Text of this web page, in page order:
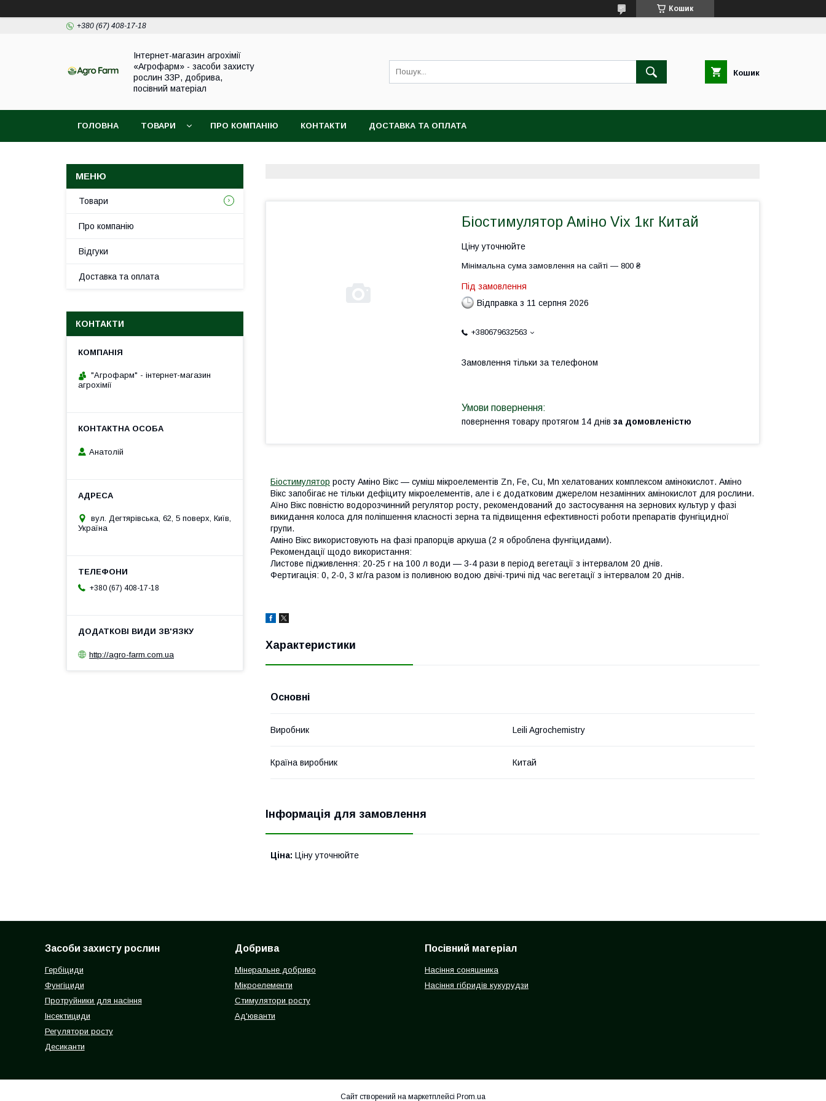
Кошик
+380 (67) 408-17-18
Інтернет-магазин агрохімії
«Агрофарм» - засоби захисту
рослин ЗЗР, добрива,
посівний матеріал
Кошик
ГОЛОВНА ТОВАРИ ПРО КОМПАНІЮ КОНТАКТИ ДОСТАВКА ТА ОПЛАТА
Біостимулятор Аміно Vix 1кг Китай
Ціну уточнюйте
Мінімальна сума замовлення на сайті — 800 ₴
Під замовлення
Відправка з 11 серпня 2026
+380679632563
Замовлення тільки за телефоном
повернення товару протягом 14 днів за домовленістю
Біостимулятор росту Аміно Вікс — суміш мікроелементів Zn, Fe, Cu, Mn хелатованих комплексом амінокислот. Аміно
Вікс запобігає не тільки дефіциту мікроелементів, але і є додатковим джерелом незамінних амінокислот для рослини.
Аїно Вікс повністю водорозчинний регулятор росту, рекомендований до застосування на зернових культур у фазі
викидання колоса для поліпшення класності зерна та підвищення ефективності роботи препаратів фунгіцидної
групи.
Аміно Вікс використовують на фазі прапорців аркуша (2 я оброблена фунгіцидами).
Рекомендації щодо використання:
Листове підживлення: 20-25 г на 100 л води — 3-4 рази в період вегетації з інтервалом 20 днів.
Фертигація: 0, 2-0, 3 кг/га разом із поливною водою двічі-тричі під час вегетації з інтервалом 20 днів.
Характеристики
Основні
Виробник Leili Agrochemistry
Країна виробник Китай
Інформація для замовлення
Ціна: Ціну уточнюйте
Товари
Про компанію
Відгуки
Доставка та оплата
КОНТАКТИ
"Агрофарм" - інтернет-магазин
агрохімії
Анатолій
вул. Дегтярівська, 62, 5 поверх, Київ,
Україна
+380 (67) 408-17-18
http://agro-farm.com.ua
Засоби захисту рослин
Гербіциди
Фунгіциди
Протруйники для насіння
Інсектициди
Регулятори росту
Десиканти
Добрива
Мінеральне добриво
Мікроелементи
Стимулятори росту
Ад'юванти
Посівний матеріал
Насіння соняшника
Насіння гібридів кукурудзи
Сайт створений на маркетплейсі Prom.ua